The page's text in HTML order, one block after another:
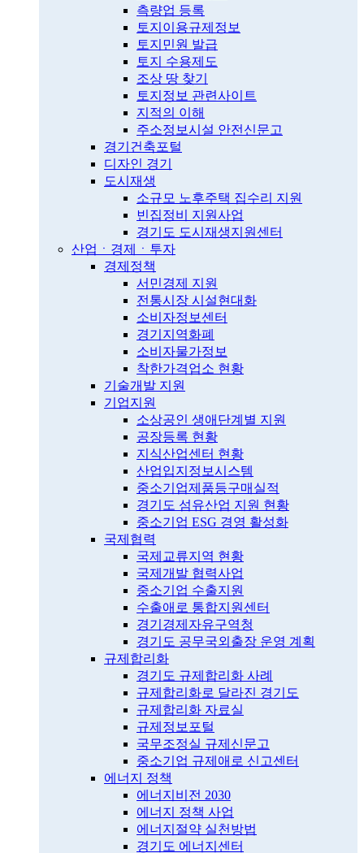
측량업 등록
토지이용규제정보
토지민원 발급
토지 수용제도
조상 땅 찾기
토지정보 관련사이트
지적의 이해
주소정보시설 안전신문고
경기건축포털
디자인 경기
도시재생
소규모 노후주택 집수리 지원
빈집정비 지원사업
경기도 도시재생지원센터
산업ㆍ경제ㆍ투자
경제정책
서민경제 지원
전통시장 시설현대화
소비자정보센터
경기지역화폐
소비자물가정보
착한가격업소 현황
기술개발 지원
기업지원
소상공인 생애단계별 지원
공장등록 현황
지식산업센터 현황
산업입지정보시스템
중소기업제품등구매실적
경기도 섬유산업 지원 현황
중소기업 ESG 경영 활성화
국제협력
국제교류지역 현황
국제개발 협력사업
중소기업 수출지원
수출애로 통합지원센터
경기경제자유구역청
경기도 공무국외출장 운영 계획
규제합리화
경기도 규제합리화 사례
규제합리화로 달라진 경기도
규제합리화 자료실
규제정보포털
국무조정실 규제신문고
중소기업 규제애로 신고센터
에너지 정책
에너지비전 2030
에너지 정책 사업
에너지절약 실천방법
경기도 에너지센터